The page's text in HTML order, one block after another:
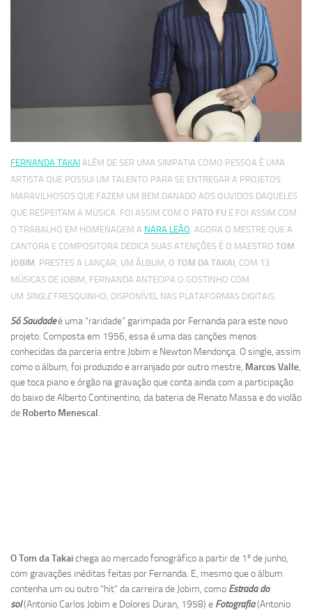
FERNANDA TAKAI ALÉM DE SER UMA SIMPATIA COMO PESSOA É UMA
ARTISTA QUE POSSUI UM TALENTO PARA SE ENTREGAR A PROJETOS
MARAVILHOSOS QUE FAZEM UM BEM DANADO AOS OUVIDOS DAQUELES
QUE RESPEITAM A MÚSICA. FOI ASSIM COM O PATO FU E FOI ASSIM COM
O TRABALHO EM HOMENAGEM A NARA LEÃO. AGORA O MESTRE QUE A
CANTORA E COMPOSITORA DEDICA SUAS ATENÇÕES É O MAESTRO TOM
JOBIM. PRESTES A LANÇAR, UM ÁLBUM, O TOM DA TAKAI, COM 13
MÚSICAS DE JOBIM, FERNANDA ANTECIPA O GOSTINHO COM
UM SINGLEFRESQUINHO, DISPONÍVEL NAS PLATAFORMAS DIGITAIS.
Só Saudadeé uma “raridade” garimpada por Fernanda para este novo
projeto. Composta em 1956, essa é uma das canções menos
conhecidas da parceria entre Jobim e Newton Mendonça. O single, assim
como o álbum, foi produzido e arranjado por outro mestre, Marcos Valle,
que toca piano e órgão na gravação que conta ainda com a participação
do baixo de Alberto Continentino, da bateria de Renato Massa e do violão
de Roberto Menescal.
O Tom da Takaichega ao mercado fonográfico a partir de 1º de junho,
com gravações inéditas feitas por Fernanda. E, mesmo que o álbum
contenha um ou outro “hit” da carreira de Jobim, como Estrada do
sol(Antonio Carlos Jobim e Dolores Duran, 1958) e Fotografia(Antonio